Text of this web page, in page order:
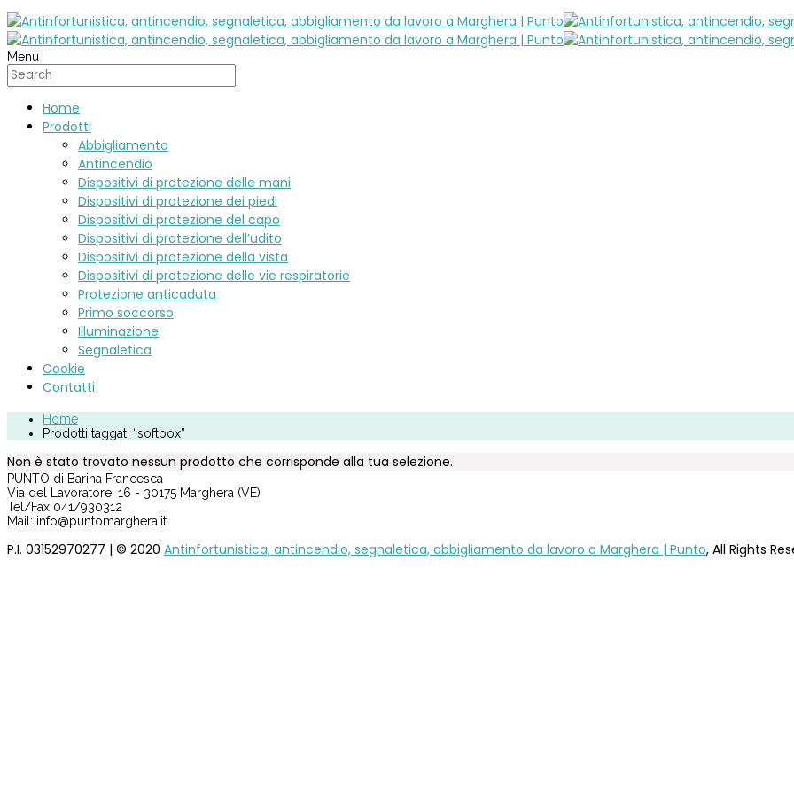
Menu
Home
Prodotti
Abbigliamento
Antincendio
Dispositivi di protezione delle mani
Dispositivi di protezione dei piedi
Dispositivi di protezione del capo
Dispositivi di protezione dell’udito
Dispositivi di protezione della vista
Dispositivi di protezione delle vie respiratorie
Protezione anticaduta
Primo soccorso
Illuminazione
Segnaletica
Cookie
Contatti
Home
Prodotti taggati “softbox”
Non è stato trovato nessun prodotto che corrisponde alla tua selezione.
PUNTO di Barina Francesca
Via del Lavoratore, 16 - 30175 Marghera (VE)
Tel/Fax 041/930312
Mail: info@puntomarghera.it
P.I. 03152970277 | © 2020 Antinfortunistica, antincendio, segnaletica, abbigliamento da lavoro a Marghera | Punto, All Rights